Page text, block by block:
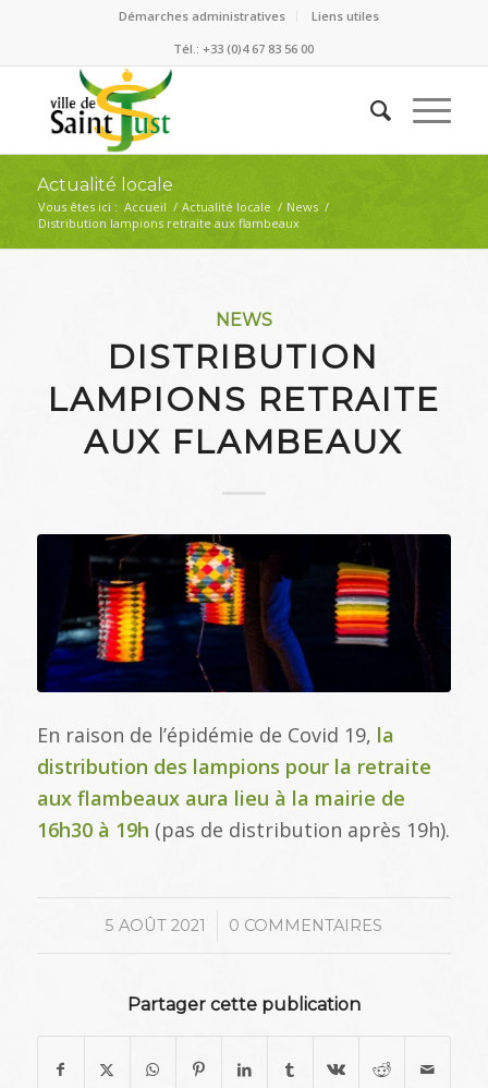
Démarches administratives
Liens utiles
Tél.: +33 (0)4 67 83 56 00
Actualité locale
Vous êtes ici : Accueil / Actualité locale / News /
Distribution lampions retraite aux flambeaux
NEWS
DISTRIBUTION
LAMPIONS RETRAITE
AUX FLAMBEAUX
En raison de l’épidémie de Covid 19, la
distribution des lampions pour la retraite
aux flambeaux aura lieu à la mairie de
16h30 à 19h (pas de distribution après 19h).
5 AOÛT 2021
/ 0 COMMENTAIRES
Partager cette publication